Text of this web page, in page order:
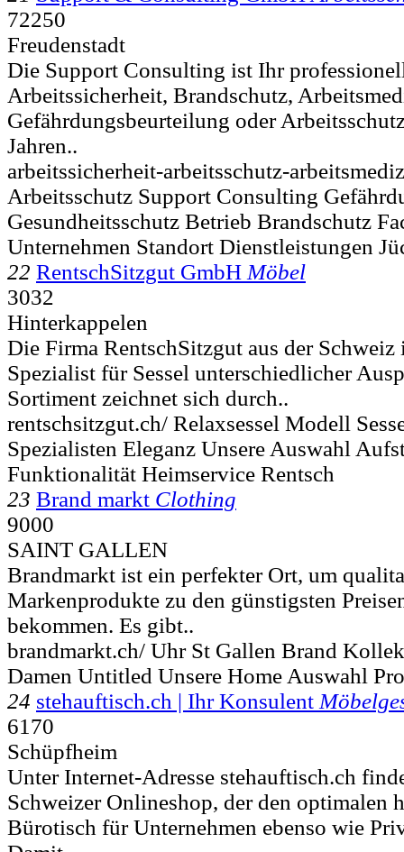
72250
Freudenstadt
Die Support Consulting ist Ihr
Arbeitssicherheit, Brandschutz,
Gefährdungsbeurteilung oder
Jahren..
arbeitssicherheit-arbeitsschutz-
Arbeitsschutz Support Consulting
Gesundheitsschutz Betrieb Brandschutz
Unternehmen Standort Dienstleistungen
22 RentschSitzgut GmbH Möbel
3032
Hinterkappelen
Die Firma RentschSitzgut aus der
Spezialist für Sessel unterschiedlicher
Sortiment zeichnet sich durch..
rentschsitzgut.ch/ Relaxsessel Modell
Spezialisten Eleganz Unsere Auswahl
Funktionalität Heimservice Rentsch
23 Brand markt Clothing
9000
SAINT GALLEN
Brandmarkt ist ein perfekter Ort, um
Markenprodukte zu den günstigsten
bekommen. Es gibt..
brandmarkt.ch/ Uhr St Gallen Brand
Damen Untitled Unsere Home Auswahl
24 stehauftisch.ch | Ihr Konsulent
6170
Schüpfheim
Unter Internet-Adresse stehauftisch.ch
Schweizer Onlineshop, der den optimalen
Bürotisch für Unternehmen ebenso wie